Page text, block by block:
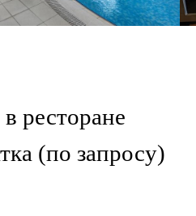
ресторане
(по запросу)